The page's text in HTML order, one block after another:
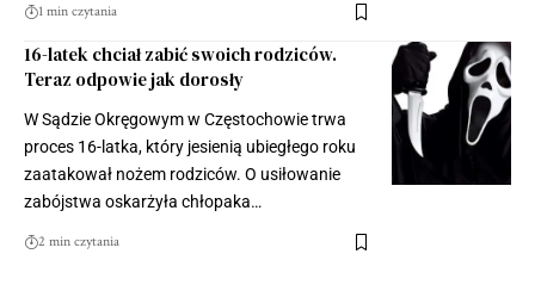
1 min czytania
16-latek chciał zabić swoich rodziców.
Teraz odpowie jak dorosły
W Sądzie Okręgowym w Częstochowie trwa
proces 16-latka, który jesienią ubiegłego roku
zaatakował nożem rodziców. O usiłowanie
zabójstwa oskarżyła chłopaka…
2 min czytania